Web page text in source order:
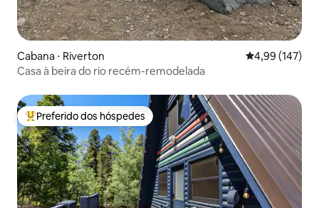
Cabana ⋅ Riverton 4,99 de uma
4,99 (147)
Casa à beira do rio recém-remodelada
Entre os melhores preferidos dos hóspedes
Preferido dos hóspedes